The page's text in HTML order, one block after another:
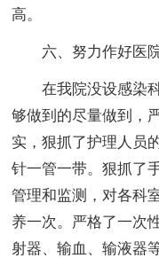
高。
六、努力作好医
在我院没设感染
够做到的尽量做到，
实，狠抓了护理人员
针一管一带。狠抓了
管理和监测，对各科
养一次。严格了一次
射器、输血、输液器